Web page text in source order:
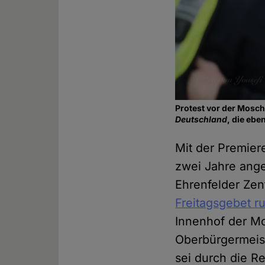
Protest vor der
Deutschland, die
Mit der
zwei Jahre
Ehrenfelder
Freitagsgebet
Innenhof der
sei durch die